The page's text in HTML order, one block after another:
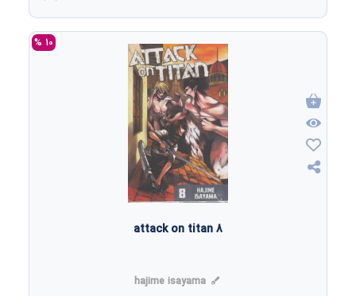
10 %
attack on titan 8
hajime isayama